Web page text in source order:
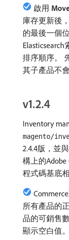
啟用​
庫存更新後
的最後一個
排序順序。
其子產品不
v1.2.4
Inventory
magento/
2.4.4版，並
構上的Adobe
程式碼基底相
所有產品的
品的可銷售
顯示空白值。